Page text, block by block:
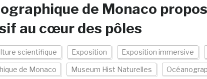
de Monaco
au cœur des pôles
scientifique Exposition Exposition immersive
de Monaco Museum Hist Naturelles